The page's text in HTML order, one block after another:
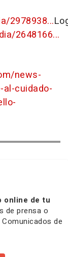
2978938...
2648166...
news-
cuidado-
online de tu
de prensa o
de